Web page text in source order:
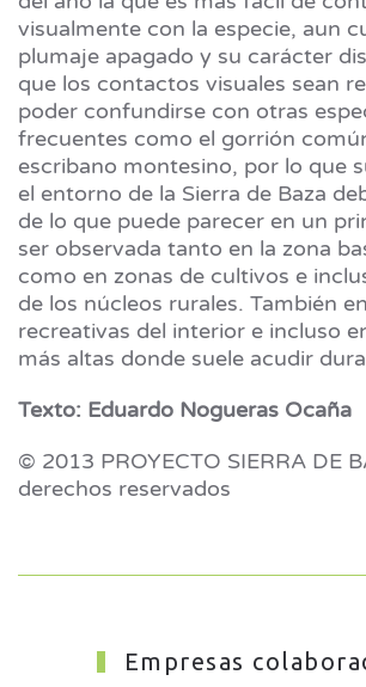
visualmente con la especie, aun
plumaje apagado y su carácter
que los contactos visuales sean
poder confundirse con otras
frecuentes como el gorrión
escribano montesino, por lo que
el entorno de la Sierra de Baza
de lo que puede parecer en un
ser observada tanto en la zona
como en zonas de cultivos e
de los núcleos rurales. También
recreativas del interior e incluso
más altas donde suele acudir
Texto: Eduardo Nogueras Ocaña
© 2013 PROYECTO SIERRA DE
derechos reservados
Empresas